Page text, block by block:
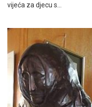
vijeća za djecu s…